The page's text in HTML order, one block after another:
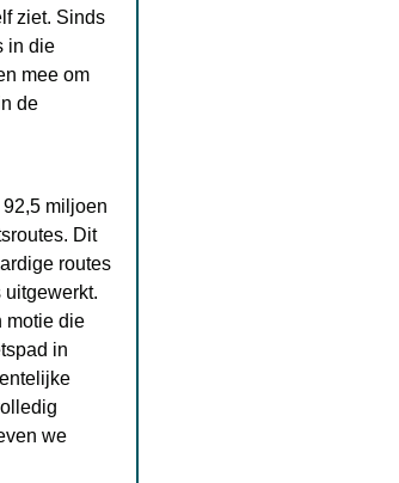
ziet. Sinds
in die
mee om
de
miljoen
Dit
routes
motie die
in
we